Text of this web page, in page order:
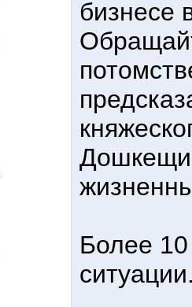
бизнесе
Более